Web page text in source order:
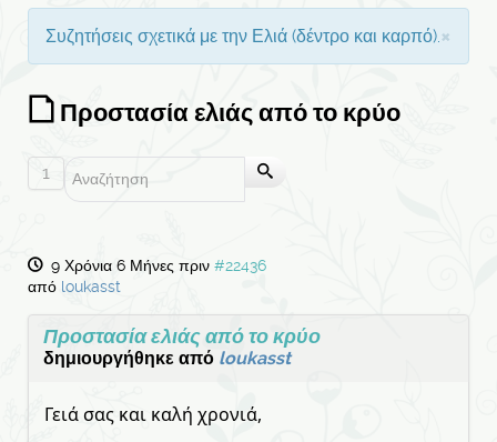
×
Συζητήσεις σχετικά με την Ελιά (δέντρο και καρπό).
Προστασία ελιάς από το κρύο
1
9 Χρόνια 6 Μήνες πριν #22436
από loukasst
Προστασία ελιάς από το κρύο
δημιουργήθηκε από loukasst
Γειά σας και καλή χρονιά,